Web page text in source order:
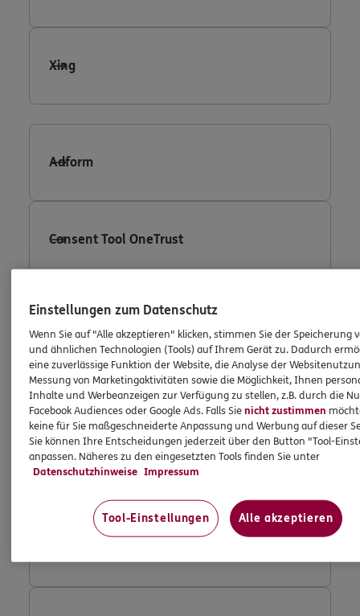
Xing
Adform
Consent Tool OneTrust
Fullstory
Facebook Conversion Tracking
Facebook Custom Audience
Einstellungen zum Datenschutz
Wenn Sie auf "Alle akzeptieren" klicken, stimmen Sie der Speicherung
und ähnlichen Technologien (Tools) auf Ihrem Gerät zu. Dadurch
eine zuverlässige Funktion der Website, die Analyse der
Messung von Marketingaktivitäten sowie die Möglichkeit, Ihnen
Inhalte und Werbeanzeigen zur Verfügung zu stellen, z.B. durch die
Facebook Audiences oder Google Ads. Falls Sienicht zustimmen
keine für Sie maßgeschneiderte Anpassung und Werbung auf dieser
Sie können Ihre Entscheidungen jederzeit über den Button "Tool-
anpassen. Näheres zu den eingesetzten Tools finden Sie unter
Datenschutzhinweise Impressum
Tool-Einstellungen Alle akzeptieren